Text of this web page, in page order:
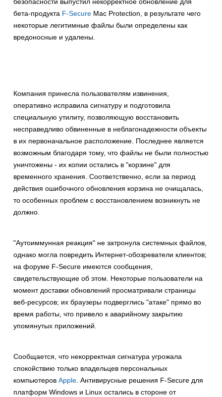
безопасности выпустил некорректное обновление для
бета-продукта F-Secure Mac Protection, в результате чего
некоторые легитимные файлы были определены как
вредоносные и удалены.
Компания принесла пользователям извинения,
оперативно исправила сигнатуру и подготовила
специальную утилиту, позволяющую восстановить
несправедливо обвиненные в неблагонадежности объекты
в их первоначальное расположение. Последнее является
возможным благодаря тому, что файлы не были полностью
уничтожены - их копии остались в "корзине" для
временного хранения. Соответственно, если за период
действия ошибочного обновления корзина не очищалась,
то особенных проблем с восстановлением возникнуть не
должно.
"Аутоиммунная реакция" не затронула системных файлов,
однако могла повредить Интернет-обозреватели клиентов;
на форуме F-Secure имеются сообщения,
свидетельствующие об этом. Некоторые пользователи на
момент доставки обновлений просматривали страницы
веб-ресурсов; их браузеры подверглись "атаке" прямо во
время работы, что привело к аварийному закрытию
упомянутых приложений.
Сообщается, что некорректная сигнатура угрожала
спокойствию только владельцев персональных
компьютеров Apple. Антивирусные решения F-Secure для
платформ Windows и Linux остались в стороне от